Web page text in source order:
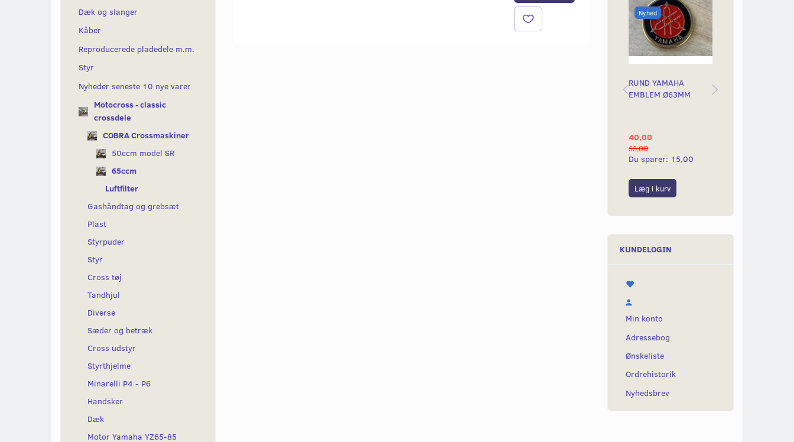
Dæk og slanger
Kåber
Reproducerede pladedele m.m.
Styr
Nyheder seneste 10 nye varer
Motocross - classic
crossdele
COBRA Crossmaskiner
50ccm model SR
65ccm
Luftfilter
Gashåndtag og grebsæt
Plast
Styrpuder
Styr
Cross tøj
Tandhjul
Diverse
Sæder og betræk
Cross udstyr
Styrthjelme
Minarelli P4 - P6
Handsker
Dæk
Motor Yamaha YZ65-85
Nyhed
RUND YAMAHA
EMBLEM Ø63MM
40,00
55,00
Du sparer: 15,00
Læg i kurv
KUNDELOGIN
Min konto
Adressebog
Ønskeliste
Ordrehistorik
Nyhedsbrev